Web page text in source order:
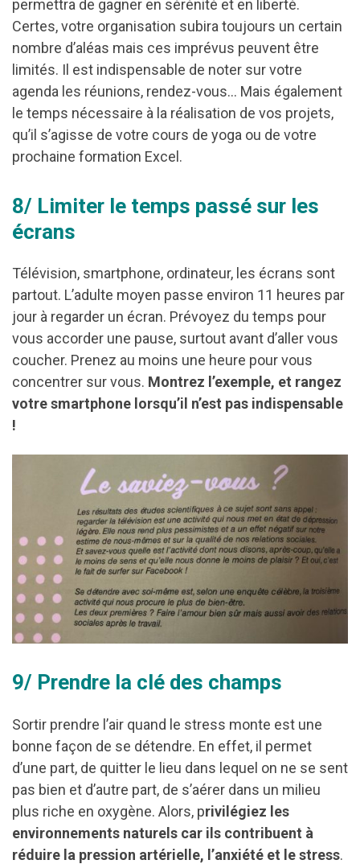
permettra de gagner en sérénité et en liberté.
Certes, votre organisation subira toujours un certain
nombre d’aléas mais ces imprévus peuvent être
limités. Il est indispensable de noter sur votre
agenda les réunions, rendez-vous… Mais également
le temps nécessaire à la réalisation de vos projets,
qu’il s’agisse de votre cours de yoga ou de votre
prochaine formation Excel.
8/ Limiter le temps passé sur les
écrans
Télévision, smartphone, ordinateur, les écrans sont
partout. L’adulte moyen passe environ 11 heures par
jour à regarder un écran. Prévoyez du temps pour
vous accorder une pause, surtout avant d’aller vous
coucher. Prenez au moins une heure pour vous
concentrer sur vous. Montrez l’exemple, et rangez
votre smartphone lorsqu’il n’est pas indispensable
!
9/ Prendre la clé des champs
Sortir prendre l’air quand le stress monte est une
bonne façon de se détendre. En effet, il permet
d’une part, de quitter le lieu dans lequel on ne se sent
pas bien et d’autre part, de s’aérer dans un milieu
plus riche en oxygène. Alors, privilégiez les
environnements naturels car ils contribuent à
réduire la pression artérielle, l’anxiété et le stress.